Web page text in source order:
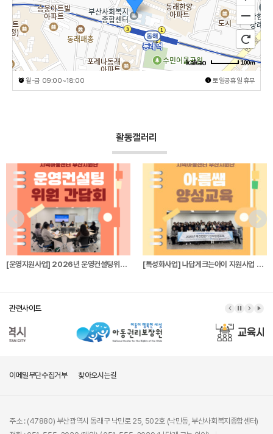
100m
월-금 09:00~18:00 토일공휴일 휴무
활동갤러리
[운영지원사업] 2026년 운영컨설팅위원 간… [특성화사업] 나답게크는아이 지원사업 파견전…
관련사이트
이메일무단수집거부 찾아오시는길
주소 : (47880) 부산광역시 동래구 낙민로 25, 502호 (낙민동, 부산사회복지종합센터)